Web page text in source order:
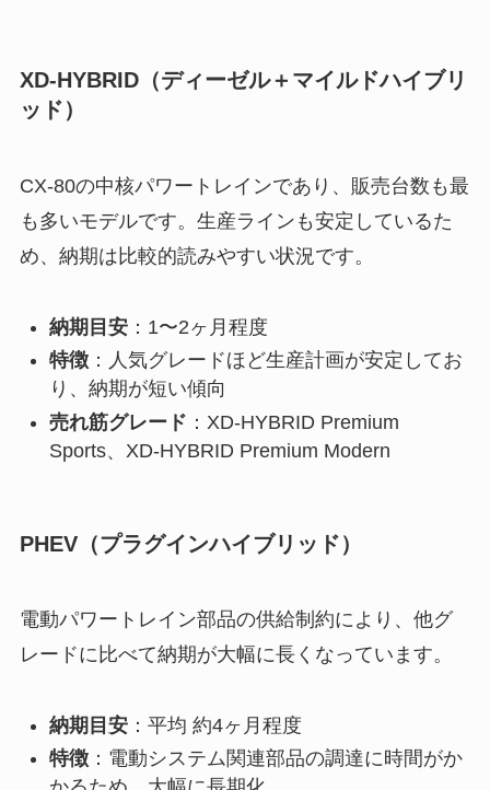
XD-HYBRID（ディーゼル＋マイルドハイブリ
ッド）
CX-80の中核パワートレインであり、販売台数も最
も多いモデルです。生産ラインも安定しているた
め、納期は比較的読みやすい状況です。
納期目安：1〜2ヶ月程度
特徴：人気グレードほど生産計画が安定してお
り、納期が短い傾向
売れ筋グレード ：XD-HYBRID Premium
Sports、XD-HYBRID Premium Modern
PHEV（プラグインハイブリッド）
電動パワートレイン部品の供給制約により、他グ
レードに比べて納期が大幅に長くなっています。
納期目安：平均 約4ヶ月程度
特徴：電動システム関連部品の調達に時間がか